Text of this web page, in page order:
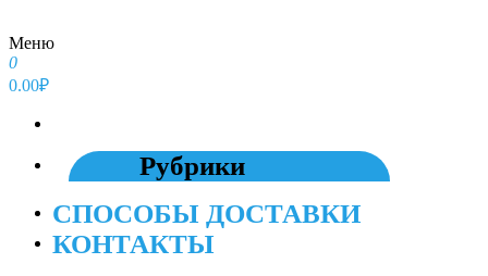
Меню
0
0.00₽
Рубрики
СПОСОБЫ ДОСТАВКИ
КОНТАКТЫ